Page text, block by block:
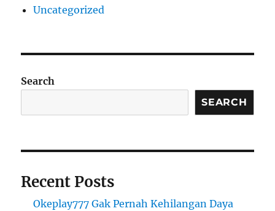
Uncategorized
Search
SEARCH
Recent Posts
Okeplay777 Gak Pernah Kehilangan Daya